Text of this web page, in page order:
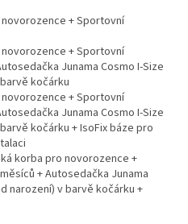
+ Sportovní
+ Sportovní
Junama Cosmo I-Size
kočárku
+ Sportovní
Junama Cosmo I-Size
kočárku + IsoFix báze pro
korba pro novorozence +
+ Autosedačka Junama
narození) v barvě kočárku +